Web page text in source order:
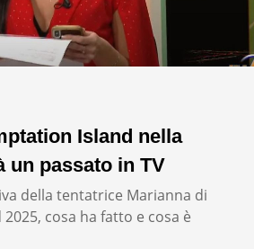
Island nella
un passato in TV
della tentatrice Marianna di
cosa ha fatto e cosa è